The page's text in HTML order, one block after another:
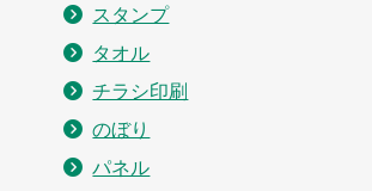
スタンプ
タオル
チラシ印刷
のぼり
パネル